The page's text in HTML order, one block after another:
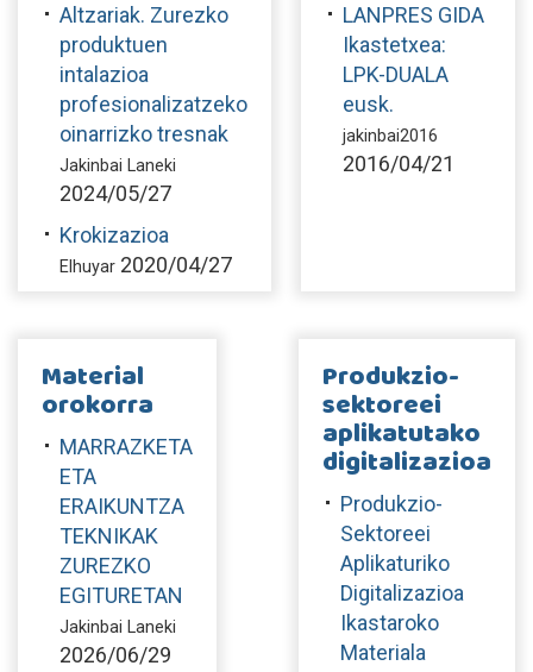
Altzariak. Zurezko
produktuen
intalazioa
profesionalizatzeko
oinarrizko tresnak
Jakinbai Laneki
2024/05/27
Krokizazioa
Elhuyar 2020/04/27
LANPRES GIDA
Ikastetxea:
LPK-DUALA
eusk.
jakinbai2016
2016/04/21
Material
orokorra
MARRAZKETA
ETA
ERAIKUNTZA
TEKNIKAK
ZUREZKO
EGITURETAN
Jakinbai Laneki
2026/06/29
Produkzio-
sektoreei
aplikatutako
digitalizazioa
Produkzio-
Sektoreei
Aplikaturiko
Digitalizazioa
Ikastaroko
Materiala